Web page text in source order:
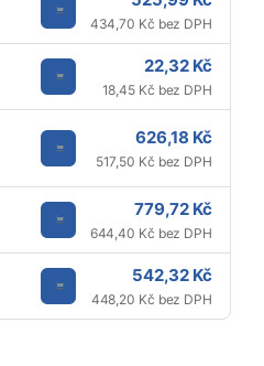
434,70 Kč bez DPH
22,32 Kč
18,45 Kč bez DPH
626,18 Kč
517,50 Kč bez DPH
779,72 Kč
644,40 Kč bez DPH
542,32 Kč
448,20 Kč bez DPH